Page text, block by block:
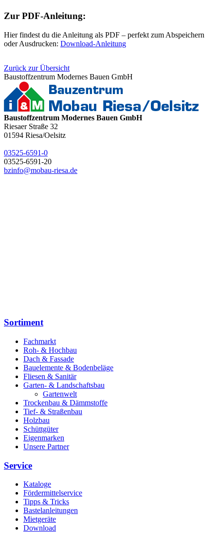
Zur PDF-Anleitung:
Hier findest du die Anleitung als PDF – perfekt zum Abspeichern
oder Ausdrucken: Download-Anleitung
Zurück zur Übersicht
Baustoffzentrum Modernes Bauen GmbH
Baustoffzentrum Modernes Bauen GmbH
Riesaer Straße 32
01594 Riesa/Oelsitz
03525-6591-0
03525-6591-20
bzinfo@mobau-riesa.de
Sortiment
Fachmarkt
Roh- & Hochbau
Dach & Fassade
Bauelemente & Bodenbeläge
Fliesen & Sanitär
Garten- & Landschaftsbau
Gartenwelt
Trockenbau & Dämmstoffe
Tief- & Straßenbau
Holzbau
Schüttgüter
Eigenmarken
Unsere Partner
Service
Kataloge
Fördermittelservice
Tipps & Tricks
Bastelanleitungen
Mietgeräte
Download